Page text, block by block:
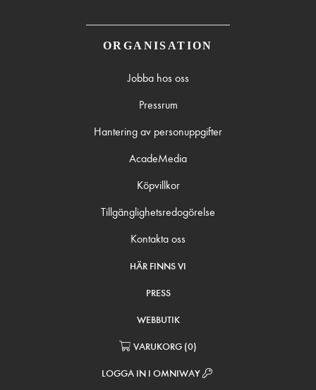
ORGANISATION
Jobba hos oss
Pressrum
Hantering av personuppgifter
AcadeMedia
Köpvillkor
Tillgänglighetsredogörelse
Kontakta oss
HÄR FINNS VI
PRESS
WEBBUTIK
VARUKORG (0)
LOGGA IN I OMNIWAY